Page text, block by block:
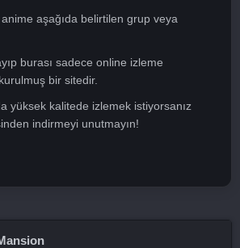
anime aşağıda belirtilen grup veya
burası sadece online izleme
bir sitedir.
yüksek kalitede izlemek istiyorsanız
indirmeyi unutmayın!